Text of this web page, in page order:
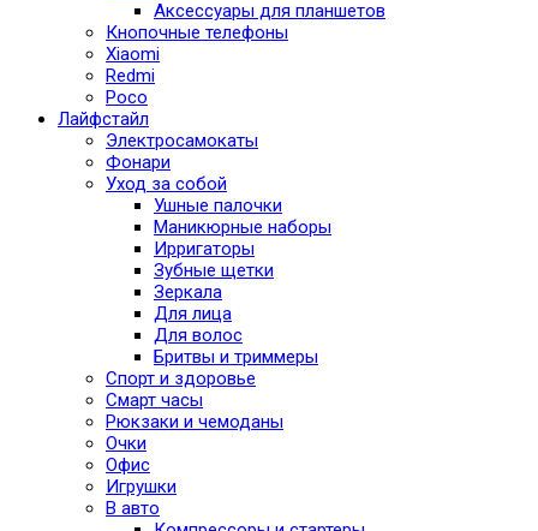
Аксессуары для планшетов
Кнопочные телефоны
Xiaomi
Redmi
Poco
Лайфстайл
Электросамокаты
Фонари
Уход за собой
Ушные палочки
Маникюрные наборы
Ирригаторы
Зубные щетки
Зеркала
Для лица
Для волос
Бритвы и триммеры
Спорт и здоровье
Смарт часы
Рюкзаки и чемоданы
Очки
Офис
Игрушки
В авто